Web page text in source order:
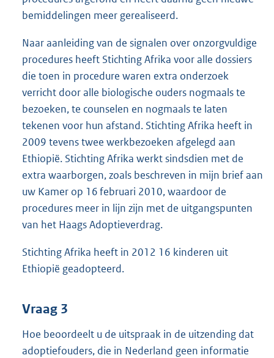
bemiddelingen meer gerealiseerd.
Naar aanleiding van de signalen over onzorgvuldige
procedures heeft Stichting Afrika voor alle dossiers
die toen in procedure waren extra onderzoek
verricht door alle biologische ouders nogmaals te
bezoeken, te counselen en nogmaals te laten
tekenen voor hun afstand. Stichting Afrika heeft in
2009 tevens twee werkbezoeken afgelegd aan
Ethiopië. Stichting Afrika werkt sindsdien met de
extra waarborgen, zoals beschreven in mijn brief aan
uw Kamer op 16 februari 2010, waardoor de
procedures meer in lijn zijn met de uitgangspunten
van het Haags Adoptieverdrag.
Stichting Afrika heeft in 2012 16 kinderen uit
Ethiopië geadopteerd.
Vraag 3
Hoe beoordeelt u de uitspraak in de uitzending dat
adoptiefouders, die in Nederland geen informatie